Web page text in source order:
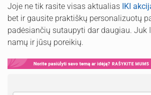
Joje ne tik rasite visas aktualias IKI
bet ir gausite praktiškų personalizuotų
padėsiančių sutaupyti dar daugiau. Juk
namų ir jūsų poreikių.